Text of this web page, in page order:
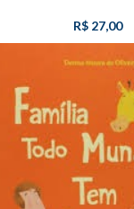
R$ 27,00